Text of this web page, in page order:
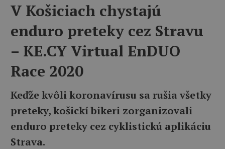
V Košiciach chystajú
enduro preteky cez Stravu
– KE.CY Virtual EnDUO
Race 2020
Keďže kvôli koronavírusu sa rušia všetky
preteky, košickí bikeri zorganizovali
enduro preteky cez cyklistickú aplikáciu
Strava.